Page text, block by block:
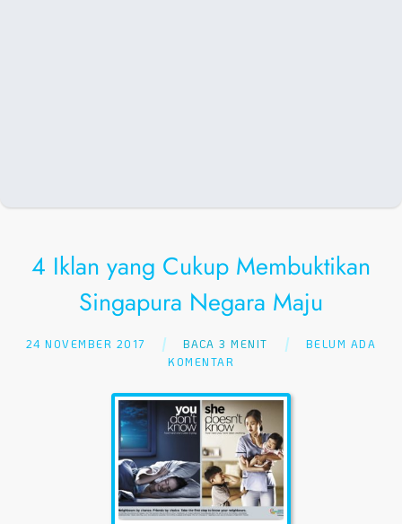
4 Iklan yang Cukup Membuktikan
Singapura Negara Maju
24 NOVEMBER 2017 BACA 3 MENIT
BELUM ADA
KOMENTAR